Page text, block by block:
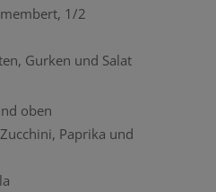
1/2
Gurken und Salat
oben
Paprika und